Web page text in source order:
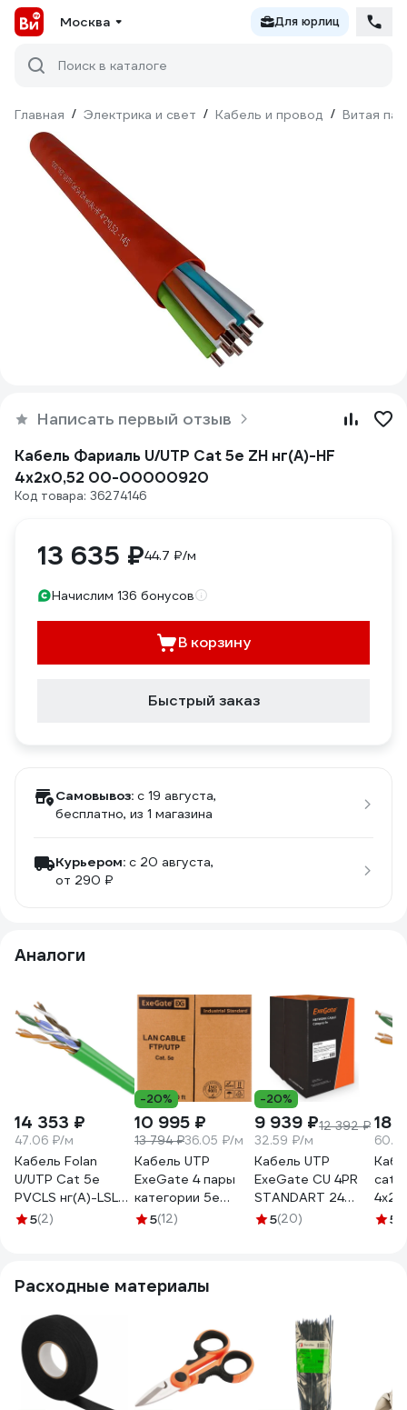
Москва Для юрлиц
Поиск в каталоге
Главная / Электрика и свет / Кабель и провод / Витая
Написать первый отзыв
Кабель Фариаль U/UTP Cat 5e ZH нг(A)-HF
4x2х0,52 00-00000920
Код товара: 36274146
13 635 ₽44.7 ₽/м
Начислим 136 бонусов
В корзину
Быстрый заказ
Самовывоз: c 19 августа,
бесплатно, из 1 магазина
Курьером: c 20 августа,
от 290 ₽
Аналоги
14 353 ₽
47.06 ₽/м
Кабель Folan
U/UTP Cat 5e
PVCLS нг(А)-LSLTx
4pr 24AWG 305 м
5(2)
-20%
10 995 ₽
13 794 ₽36.05 ₽/м
Кабель UTP
ExeGate 4 пары
категории 5e
медь, 24AWG,
5(12)
-20%
9 939 ₽12 392 ₽
32.59 ₽/м
Кабель UTP
ExeGate CU 4PR
STANDART 24
AWG CAT5e 305м
5(20)
18
5
Расходные материалы